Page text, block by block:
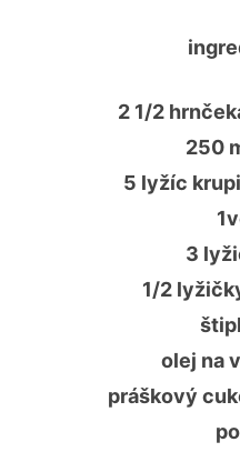
2 1/2
250
5 lyžíc
3
1/2
olej na
práškový